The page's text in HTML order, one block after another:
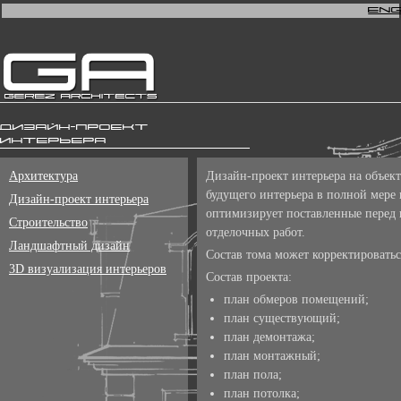
Дизайн-проект
интерьера
Архитектура
Дизайн-проект интерьера
Строительство
Ландшафтный дизайн
3D визуализация интерьеров
Дизайн-проект интерьера на
будущего интерьера в полной мере
оптимизирует поставленные
отделочных работ.
Состав тома может
Состав проекта:
план обмеров помещений;
план существующий;
план демонтажа;
план монтажный;
план пола;
план потолка;